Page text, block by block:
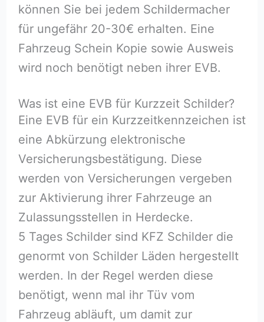
können Sie bei jedem Schildermacher
für ungefähr 20-30€ erhalten. Eine
Fahrzeug Schein Kopie sowie Ausweis
wird noch benötigt neben ihrer EVB.
Was ist eine EVB für Kurzzeit Schilder?
Eine EVB für ein Kurzzeitkennzeichen ist
eine Abkürzung elektronische
Versicherungsbestätigung. Diese
werden von Versicherungen vergeben
zur Aktivierung ihrer Fahrzeuge an
Zulassungsstellen in Herdecke.
5 Tages Schilder sind KFZ Schilder die
genormt von Schilder Läden hergestellt
werden. In der Regel werden diese
benötigt, wenn mal ihr Tüv vom
Fahrzeug abläuft, um damit zur